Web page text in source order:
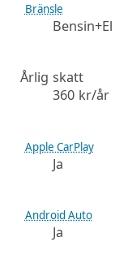
Bränsle
Bensin+El
Årlig skatt
360 kr/år
Apple CarPlay
Ja
Android Auto
Ja